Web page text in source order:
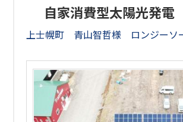
自家消費型太陽光発電
上士幌町 青山智哲様 ロンジーソ